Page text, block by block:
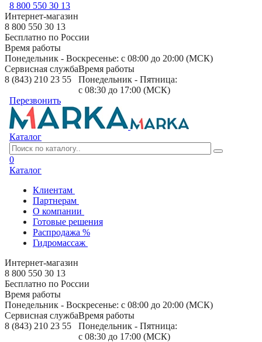
8 800 550 30 13
Интернет-магазин
8 800 550 30 13
Бесплатно по России
Время работы
Понедельник - Воскресенье: с 08:00 до 20:00 (МСК)
Сервисная служба
8 (843) 210 23 55
Время работы
Понедельник - Пятница:
с 08:30 до 17:00 (МСК)
Перезвонить
Каталог
0
Каталог
Клиентам
Партнерам
О компании
Готовые решения
Распродажа %
Гидромассаж
Интернет-магазин
8 800 550 30 13
Бесплатно по России
Время работы
Понедельник - Воскресенье: с 08:00 до 20:00 (МСК)
Сервисная служба
8 (843) 210 23 55
Время работы
Понедельник - Пятница:
с 08:30 до 17:00 (МСК)